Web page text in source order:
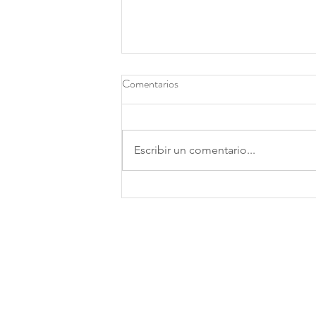
The New York Times premia a la
Comentarios
Escribir un comentario...